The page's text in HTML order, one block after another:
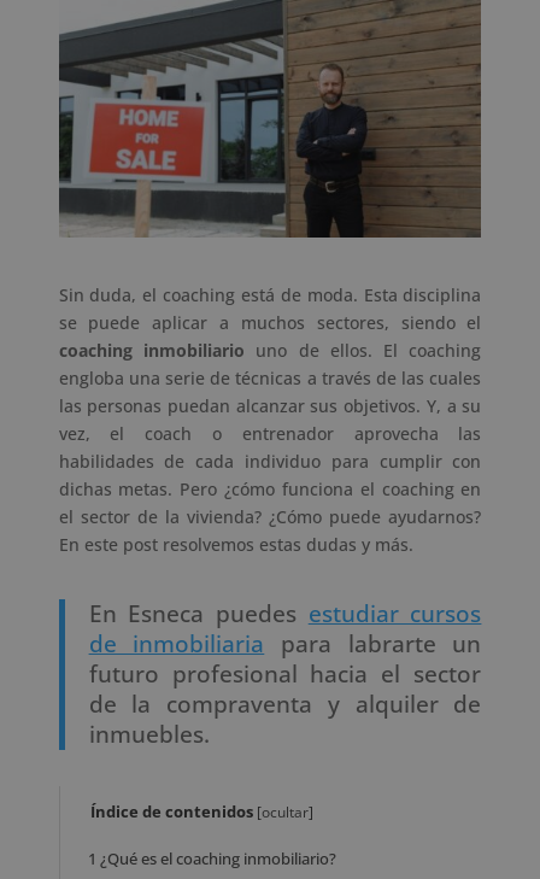
Sin duda, el coaching está de moda. Esta disciplina
se puede aplicar a muchos sectores, siendo el
coaching inmobiliario uno de ellos. El coaching
engloba una serie de técnicas a través de las cuales
las personas puedan alcanzar sus objetivos. Y, a su
vez, el coach o entrenador aprovecha las
habilidades de cada individuo para cumplir con
dichas metas. Pero ¿cómo funciona el coaching en
el sector de la vivienda? ¿Cómo puede ayudarnos?
En este post resolvemos estas dudas y más.
En Esneca puedes estudiar cursos
de inmobiliaria para labrarte un
futuro profesional hacia el sector
de la compraventa y alquiler de
inmuebles.
Índice de contenidos [ocultar]
1 ¿Qué es el coaching inmobiliario?